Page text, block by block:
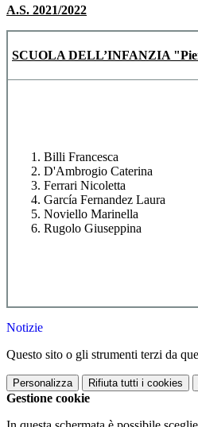
A.S. 2021/2022
SCUOLA DELL’INFANZIA
Billi Francesca
D'Ambrogio Caterina
Ferrari Nicoletta
García Fernandez Laura
Noviello Marinella
Rugolo Giuseppina
Notizie
Questo sito o gli strumenti terzi da
Personalizza Rifiuta tutti i cookies
Gestione cookie